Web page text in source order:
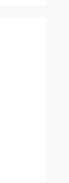
करने के लिए महान